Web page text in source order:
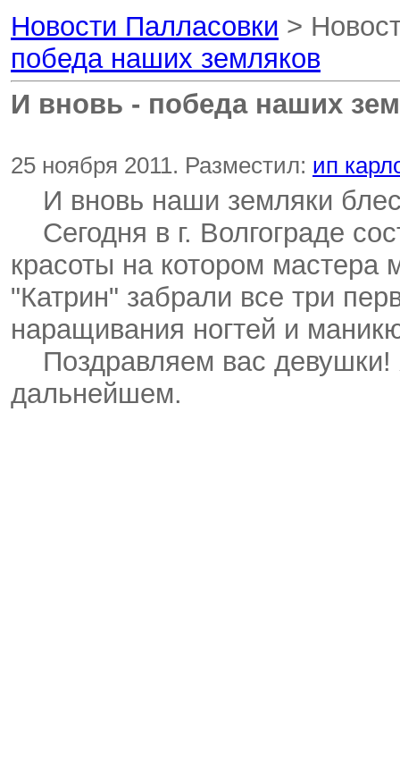
Новости Палласовки >
победа наших земляков
И вновь - победа наших
25 ноября 2011. Разместил: ип
И вновь наши земляки
Сегодня в г. Волгограде
красоты на котором мастера
"Катрин" забрали все три
наращивания ногтей и
Поздравляем вас
дальнейшем.